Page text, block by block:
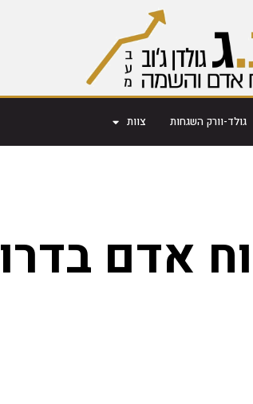
גולד-וורק השגחות צוות
אדם